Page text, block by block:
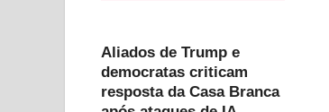
Aliados de Trump e
democratas criticam
resposta da Casa Branca